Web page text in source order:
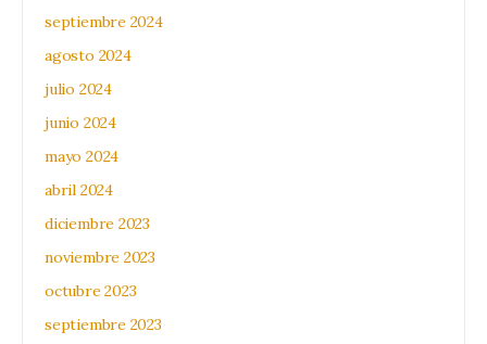
septiembre 2024
agosto 2024
julio 2024
junio 2024
mayo 2024
abril 2024
diciembre 2023
noviembre 2023
octubre 2023
septiembre 2023